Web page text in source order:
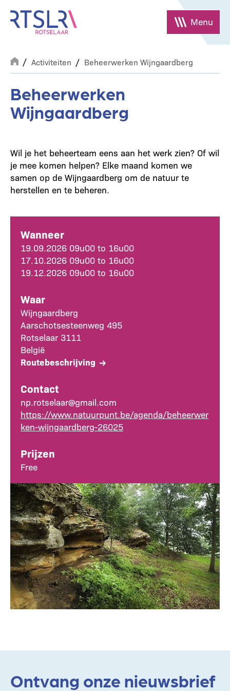
naar
inhoud
gaan
Menu
Breadcrumb
Activiteiten Beheerwerken Wijngaardberg
Beheerwerken
Wijngaardberg
Wanneer
19.09.2026 09u00 to 16u00
17.10.2026 09u00 to 16u00
19.12.2026 09u00 to 16u00
Waar
Wijngaardberg
Aarschotsesteenweg 495
Rotselaar 3111
België
Routebeschrijving
Contact
np.rotselaar@gmail.com
https://www.natuurpunt.be/agenda/beheerwer
ken-wijngaardberg-26025
Prijzen
Free
Wil je het beheerteam eens aan het werk zien? Of wil
je mee komen helpen? Elke maand komen we
samen op de Wijngaardberg om de natuur te
herstellen en te beheren.
Ontvang onze nieuwsbrief